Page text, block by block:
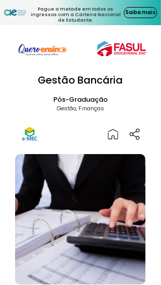
Pague a metade em todos os
ingressos com a Carteira Nacional
de Estudante.
Saiba mais
Gestão Bancária
Pós-Graduação
Gestão, Finanças